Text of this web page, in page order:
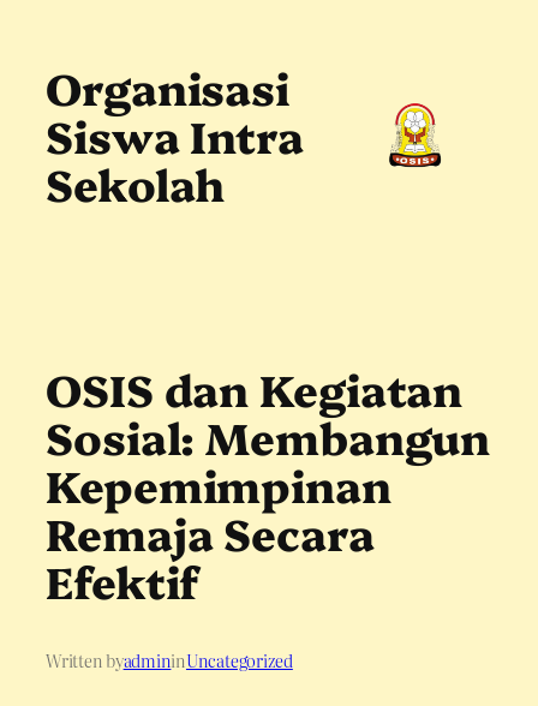
contentOrganisasi
Siswa Intra
Sekolah
OSIS dan Kegiatan
Sosial: Membangun
Kepemimpinan
Remaja Secara
Efektif
Written byadmininUncategorized